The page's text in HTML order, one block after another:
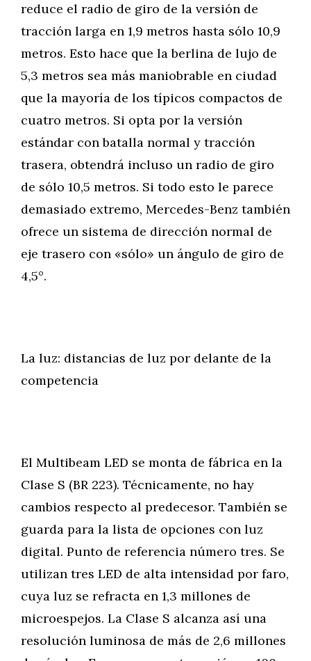
reduce el radio de giro de la versión de
tracción larga en 1,9 metros hasta sólo 10,9
metros. Esto hace que la berlina de lujo de
5,3 metros sea más maniobrable en ciudad
que la mayoría de los típicos compactos de
cuatro metros. Si opta por la versión
estándar con batalla normal y tracción
trasera, obtendrá incluso un radio de giro
de sólo 10,5 metros. Si todo esto le parece
demasiado extremo, Mercedes-Benz también
ofrece un sistema de dirección normal de
eje trasero con «sólo» un ángulo de giro de
4,5°.
La luz: distancias de luz por delante de la
competencia
El Multibeam LED se monta de fábrica en la
Clase S (BR 223). Técnicamente, no hay
cambios respecto al predecesor. También se
guarda para la lista de opciones con luz
digital. Punto de referencia número tres. Se
utilizan tres LED de alta intensidad por faro,
cuya luz se refracta en 1,3 millones de
microespejos. La Clase S alcanza así una
resolución luminosa de más de 2,6 millones